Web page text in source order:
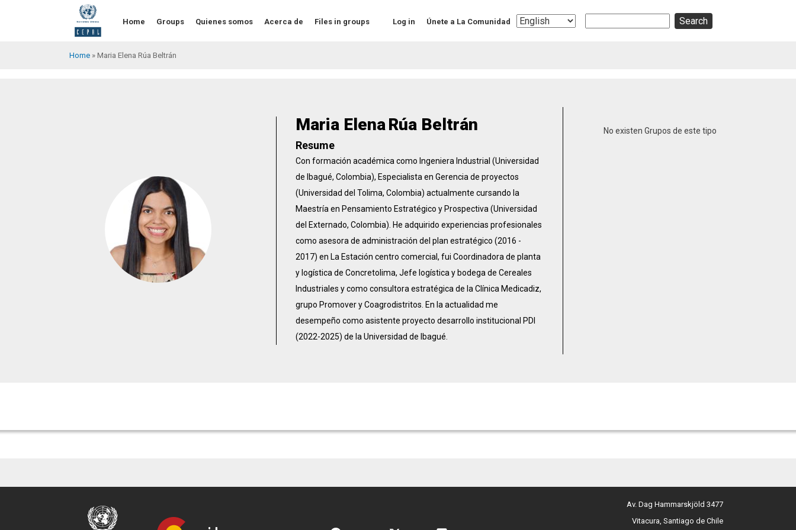
Home Groups Quienes somos Acerca de Files in groups Log in Únete a La Comunidad
Select
your
Home Maria Elena Rúa Beltrán
Maria ElenaRúa Beltrán
Resume
Con formación académica como Ingeniera Industrial (Universidad
de Ibagué, Colombia), Especialista en Gerencia de proyectos
(Universidad del Tolima, Colombia) actualmente cursando la
Maestría en Pensamiento Estratégico y Prospectiva (Universidad
del Externado, Colombia). He adquirido experiencias profesionales
como asesora de administración del plan estratégico (2016 -
2017) en La Estación centro comercial, fui Coordinadora de planta
y logística de Concretolima, Jefe logística y bodega de Cereales
Industriales y como consultora estratégica de la Clínica Medicadiz,
grupo Promover y Coagrodistritos. En la actualidad me
desempeño como asistente proyecto desarrollo institucional PDI
(2022-2025) de la Universidad de Ibagué.
No existen Grupos de este tipo
Av. Dag Hammarskjöld 3477
Vitacura, Santiago de Chile